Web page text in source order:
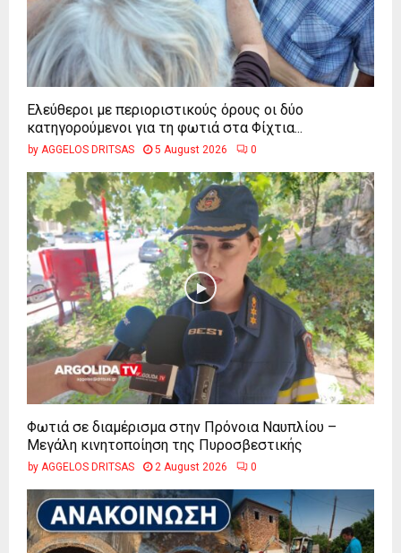
Ελεύθεροι με περιοριστικούς όρους οι δύο
κατηγορούμενοι για τη φωτιά στα Φίχτια...
by AGGELOS DRITSAS 5 August 2026 0
Φωτιά σε διαμέρισμα στην Πρόνοια Ναυπλίου –
Μεγάλη κινητοποίηση της Πυροσβεστικής
by AGGELOS DRITSAS 2 August 2026 0